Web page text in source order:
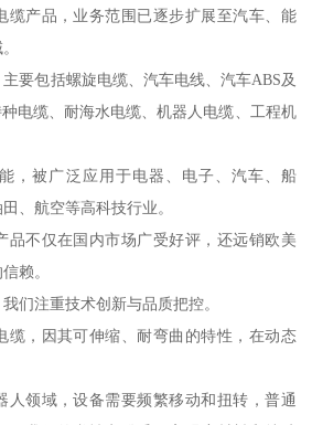
缆产品，业务范围已逐步扩展至汽车、能
要包括螺旋电缆、汽车电线、汽车ABS及
电缆、耐海水电缆、机器人电缆、工程机
，被广泛应用于电器、电子、汽车、船
、航空等高科技行业。
品不仅在国内市场广受好评，还远销欧美
赖。
们注重技术创新与品质把控。
缆，因其可伸缩、耐弯曲的特性，在动态
人领域，设备需要频繁移动和扭转，普通